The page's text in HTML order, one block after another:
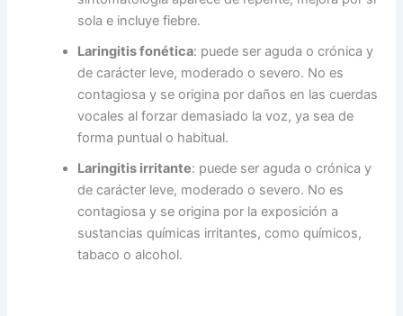
sola e incluye fiebre.
Laringitis fonética: puede ser aguda o crónica y
de carácter leve, moderado o severo. No es
contagiosa y se origina por daños en las cuerdas
vocales al forzar demasiado la voz, ya sea de
forma puntual o habitual.
Laringitis irritante: puede ser aguda o crónica y
de carácter leve, moderado o severo. No es
contagiosa y se origina por la exposición a
sustancias químicas irritantes, como químicos,
tabaco o alcohol.